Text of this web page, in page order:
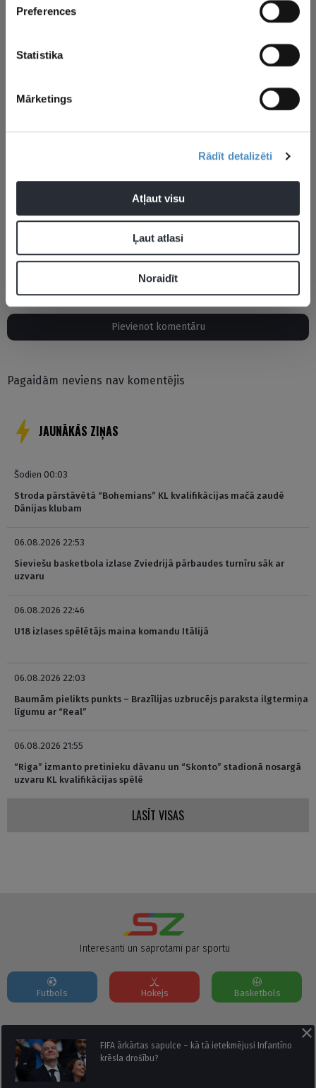
Preferences
Statistika
Mārketings
Rādīt detalizēti
Atļaut visu
Ļaut atlasi
Noraidīt
kvalifikācijas mačā
zaudē Dānijas
“Riga”
“Skonto”
nosargā
2024. gada Eiropas čempionāts futbolā Merihs Demirals
Turcijas futbola izlase
Pievienot komentāru
Pagaidām neviens nav komentējis
JAUNĀKĀS ZIŅAS
Šodien 00:03
Stroda pārstāvētā “Bohemians” KL kvalifikācijas mačā zaudē
Dānijas klubam
06.08.2026 22:53
Sieviešu basketbola izlase Zviedrijā pārbaudes turnīru sāk ar
uzvaru
06.08.2026 22:46
U18 izlases spēlētājs maina komandu Itālijā
06.08.2026 22:03
Baumām pielikts punkts – Brazīlijas uzbrucējs paraksta ilgtermiņa
līgumu ar “Real”
06.08.2026 21:55
“Riga” izmanto pretinieku dāvanu un “Skonto” stadionā nosargā
uzvaru KL kvalifikācijas spēlē
LASĪT VISAS
FIFA ārkārtas sapulce – kā tā ietekmējusi Infantīno
krēsla drošību?
Interesanti un saprotami par sportu
Futbols Hokejs Basketbols
Par mums Reklāmas Parametri Kontakti
Seko mums: